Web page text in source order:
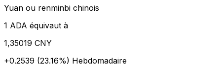
Yuan ou renminbi chinois
1 ADA équivaut à
1,35019 CNY
+0.2539 (23.16%) Hebdomadaire